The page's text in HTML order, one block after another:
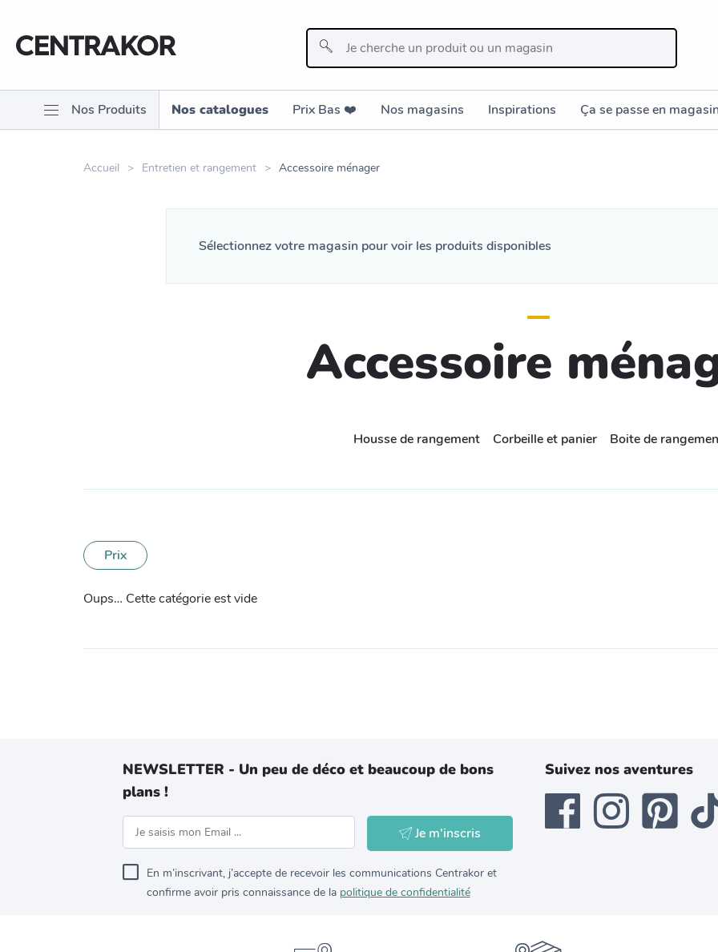
Nos Produits Nos catalogues Prix Bas ❤️️ Nos magasins Inspirations Ça se passe en magasin
Accueil Entretien et rangement Accessoire ménager
Sélectionnez votre magasin pour voir les produits disponibles
Accessoire
Housse de rangement Corbeille et panier Boite de
Prix
Oups… Cette catégorie est vide
NEWSLETTER - Un peu de déco et beaucoup de bons
plans !
Je m'inscris
En m’inscrivant, j’accepte de recevoir les communications Centrakor et
confirme avoir pris connaissance de la politique de confidentialité
Suivez nos aventures